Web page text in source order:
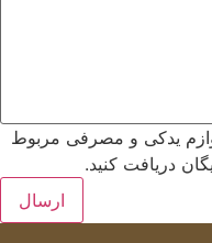
یدکی و مصرفی مربوط
دریافت کنید.